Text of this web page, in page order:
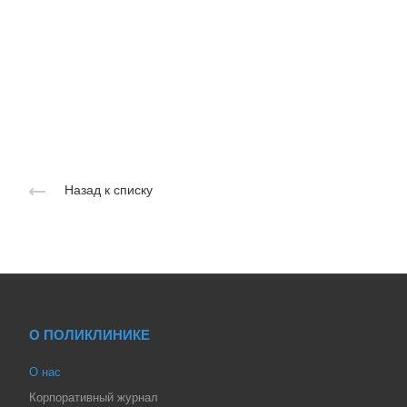
Назад к списку
О ПОЛИКЛИНИКЕ
О нас
Корпоративный журнал